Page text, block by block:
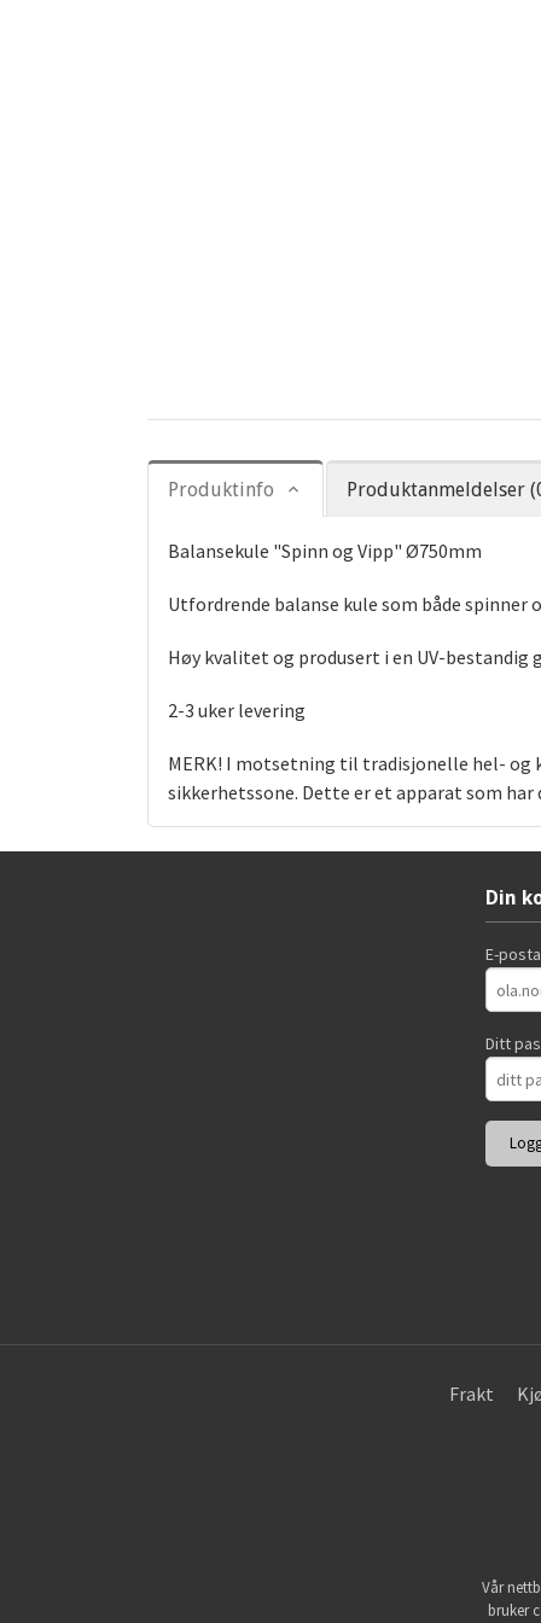
Produktinfo Produktanmeldelser
Balansekule "Spinn og Vipp" Ø750mm
Utfordrende balanse kule som både spinner
Høy kvalitet og produsert i en UV-bestandig
2-3 uker levering
MERK! I motsetning til tradisjonelle hel- og
sikkerhetssone. Dette er et apparat som
Din
E-
Ditt
Frakt
Vår
bruker